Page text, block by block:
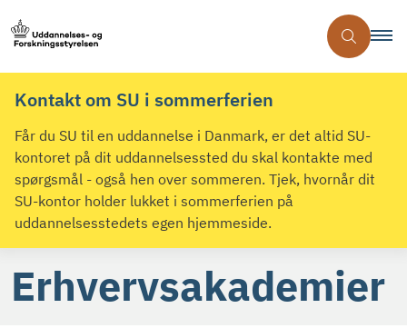
Kontakt om SU i sommerferien
Får du SU til en uddannelse i Danmark, er det altid SU-
kontoret på dit uddannelsessted du skal kontakte med
spørgsmål - også hen over sommeren. Tjek, hvornår dit
SU-kontor holder lukket i sommerferien på
uddannelsesstedets egen hjemmeside.
Erhvervsakademier